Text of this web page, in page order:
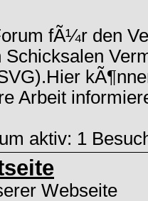
fÃ¼r den
Schicksalen
Arbeit
aktiv: 1
Webseite